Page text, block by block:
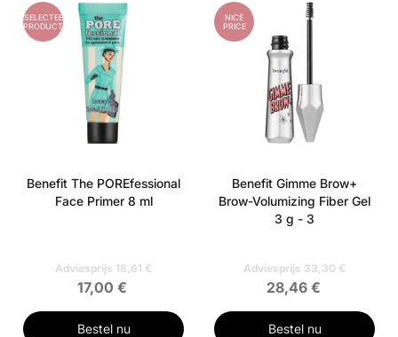
GESELECTEERD
PRODUCT
Benefit The POREfessional
Face Primer 8 ml
Adviesprijs 18,61 €
17,00 €
Bestel nu
NICE
PRICE
Benefit Gimme Brow+
Brow-Volumizing Fiber Gel
3 g - 3
Adviesprijs 33,30 €
28,46 €
Bestel nu